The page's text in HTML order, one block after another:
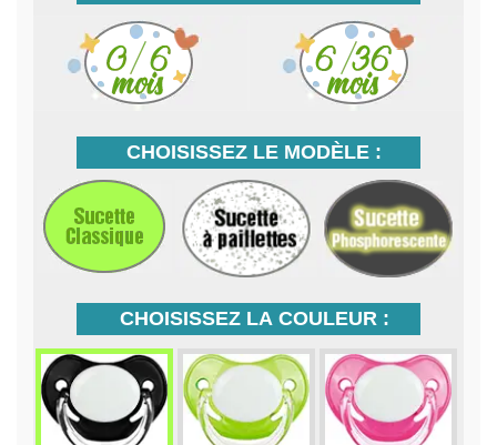
CHOISISSEZ LE MODÈLE :
CHOISISSEZ LA COULEUR :